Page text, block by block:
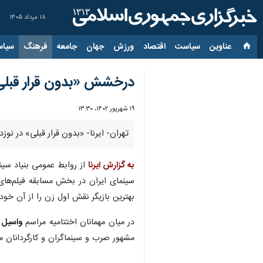
۱۸ مرداد ۱۴۰۵
عناوین‌ سیاست اقتصاد ورزش جهان جامعه فرهنگ
درخشش «بدون قرار
۱۹ شهریور ۱۴۰۲، ۱۳:۳۰